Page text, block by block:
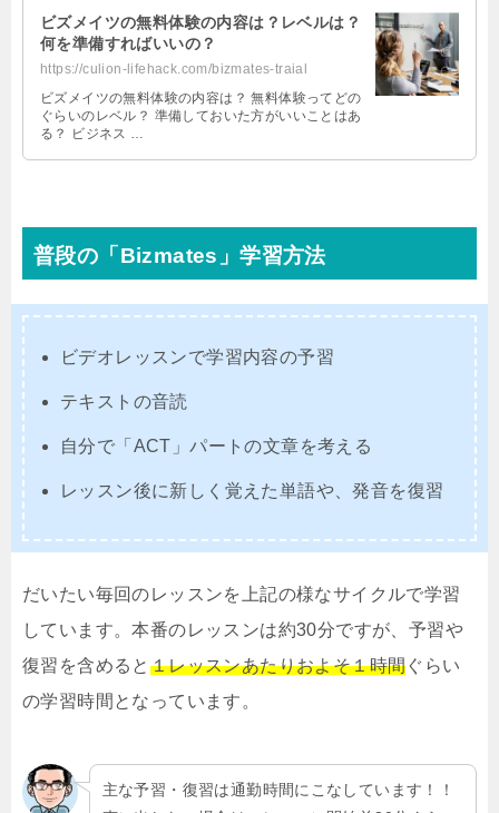
ビズメイツの無料体験の内容は？レベルは？
何を準備すればいいの？
https://culion-lifehack.com/bizmates-traial
ビズメイツの無料体験の内容は？ 無料体験ってどの
ぐらいのレベル？ 準備しておいた方がいいことはあ
る？ ビジネス …
普段の「Bizmates」学習方法
ビデオレッスンで学習内容の予習
テキストの音読
自分で「ACT」パートの文章を考える
レッスン後に新しく覚えた単語や、発音を復習
だいたい毎回のレッスンを上記の様なサイクルで学習
しています。本番のレッスンは約30分ですが、予習や
復習を含めると １レッスンあたりおよそ１時間ぐらい
の学習時間となっています。
主な予習・復習は通勤時間にこなしています！！